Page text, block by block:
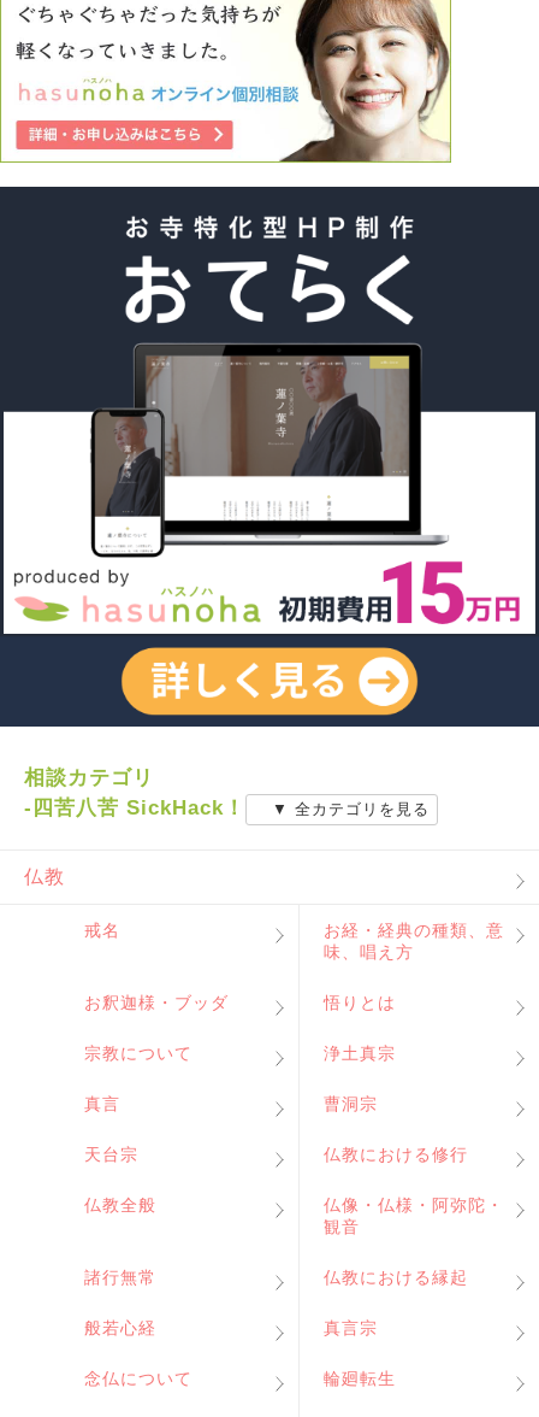
うございました。 （ちなみに現在はほぼ無宗教（というよ
りオリジナル宗派）ですが、お墓を買うお金が無くて檀家に
なれないのでお墓は父方の浄土真宗に入ることになります。
また、私のオリジナル信仰にかなり近いならば天台宗の信徒
になると思います）
相談カテゴリ
-四苦八苦 SickHack！
▼ 全カテゴリを見る
仏教
戒名
お経・経典の種類、意
味、唱え方
お釈迦様・ブッダ 悟りとは
宗教について 浄土真宗
真言 曹洞宗
天台宗 仏教における修行
仏教全般
仏像・仏様・阿弥陀・
観音
諸行無常 仏教における縁起
般若心経 真言宗
念仏について 輪廻転生